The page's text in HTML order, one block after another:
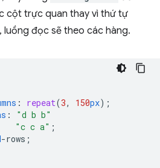
cột trực quan thay vì thứ tự
luồng đọc sẽ theo các hàng.
: repeat(3, 150px);
:
"d b b"
"c c a" ;
-rows ;